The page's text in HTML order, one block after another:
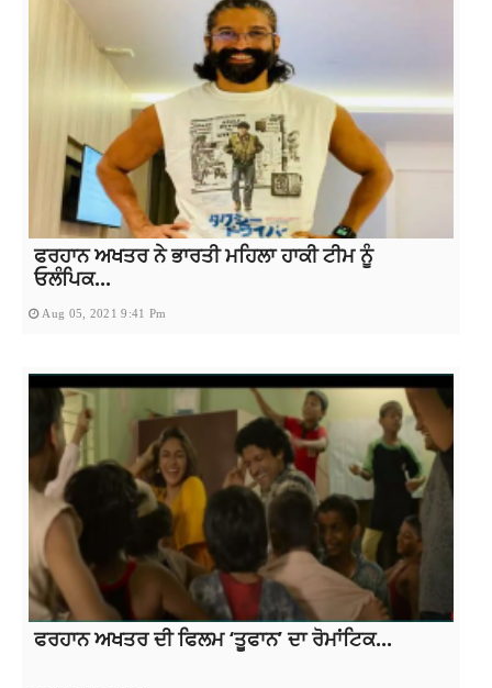
ਫਰਹਾਨ ਅਖਤਰ ਨੇ ਭਾਰਤੀ ਮਹਿਲਾ ਹਾਕੀ ਟੀਮ ਨੂੰ
ਓਲੰਪਿਕ...
Aug 05, 2021 9:41 Pm
ਫਰਹਾਨ ਅਖਤਰ ਦੀ ਫਿਲਮ ‘ਤੂਫਾਨ’ ਦਾ ਰੋਮਾਂਟਿਕ...